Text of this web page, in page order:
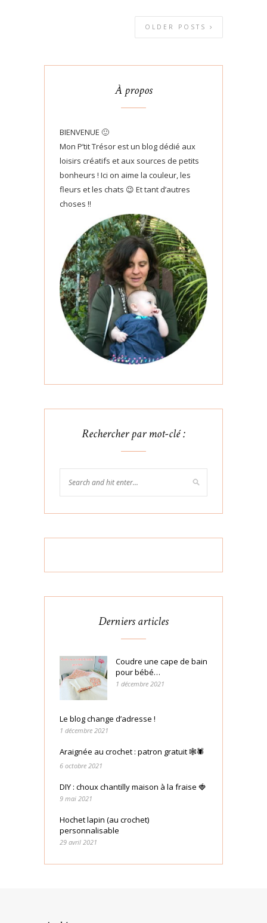
OLDER POSTS
À propos
BIENVENUE 🙂
Mon P’tit Trésor est un blog dédié aux
loisirs créatifs et aux sources de petits
bonheurs ! Ici on aime la couleur, les
fleurs et les chats 😉 Et tant d’autres
choses !!
Rechercher par mot-clé :
Derniers articles
Coudre une cape de bain
pour bébé…
1 décembre 2021
Le blog change d’adresse !
1 décembre 2021
Araignée au crochet : patron gratuit 🕸🕷
6 octobre 2021
DIY : choux chantilly maison à la fraise 🍓
9 mai 2021
Hochet lapin (au crochet)
personnalisable
29 avril 2021